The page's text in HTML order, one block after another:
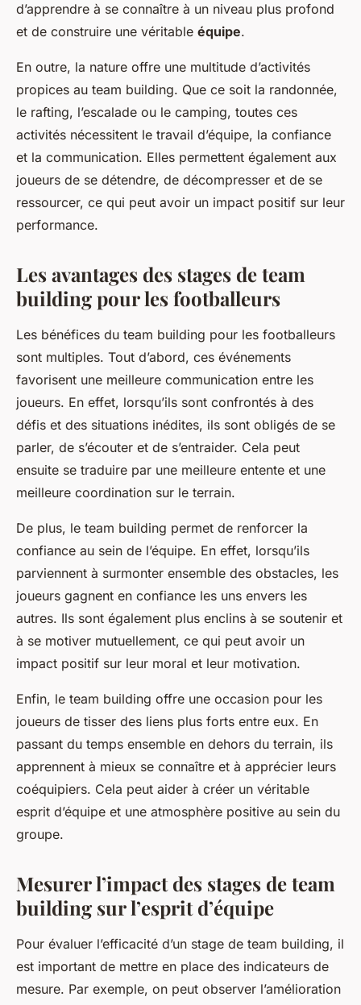
d’apprendre à se connaître à un niveau plus profond
et de construire une véritable équipe.
En outre, la nature offre une multitude d’activités
propices au team building. Que ce soit la randonnée,
le rafting, l’escalade ou le camping, toutes ces
activités nécessitent le travail d’équipe, la confiance
et la communication. Elles permettent également aux
joueurs de se détendre, de décompresser et de se
ressourcer, ce qui peut avoir un impact positif sur leur
performance.
Les avantages des stages de team
building pour les footballeurs
Les bénéfices du team building pour les footballeurs
sont multiples. Tout d’abord, ces événements
favorisent une meilleure communication entre les
joueurs. En effet, lorsqu’ils sont confrontés à des
défis et des situations inédites, ils sont obligés de se
parler, de s’écouter et de s’entraider. Cela peut
ensuite se traduire par une meilleure entente et une
meilleure coordination sur le terrain.
De plus, le team building permet de renforcer la
confiance au sein de l’équipe. En effet, lorsqu’ils
parviennent à surmonter ensemble des obstacles, les
joueurs gagnent en confiance les uns envers les
autres. Ils sont également plus enclins à se soutenir et
à se motiver mutuellement, ce qui peut avoir un
impact positif sur leur moral et leur motivation.
Enfin, le team building offre une occasion pour les
joueurs de tisser des liens plus forts entre eux. En
passant du temps ensemble en dehors du terrain, ils
apprennent à mieux se connaître et à apprécier leurs
coéquipiers. Cela peut aider à créer un véritable
esprit d’équipe et une atmosphère positive au sein du
groupe.
Mesurer l’impact des stages de team
building sur l’esprit d’équipe
Pour évaluer l’efficacité d’un stage de team building, il
est important de mettre en place des indicateurs de
mesure. Par exemple, on peut observer l’amélioration